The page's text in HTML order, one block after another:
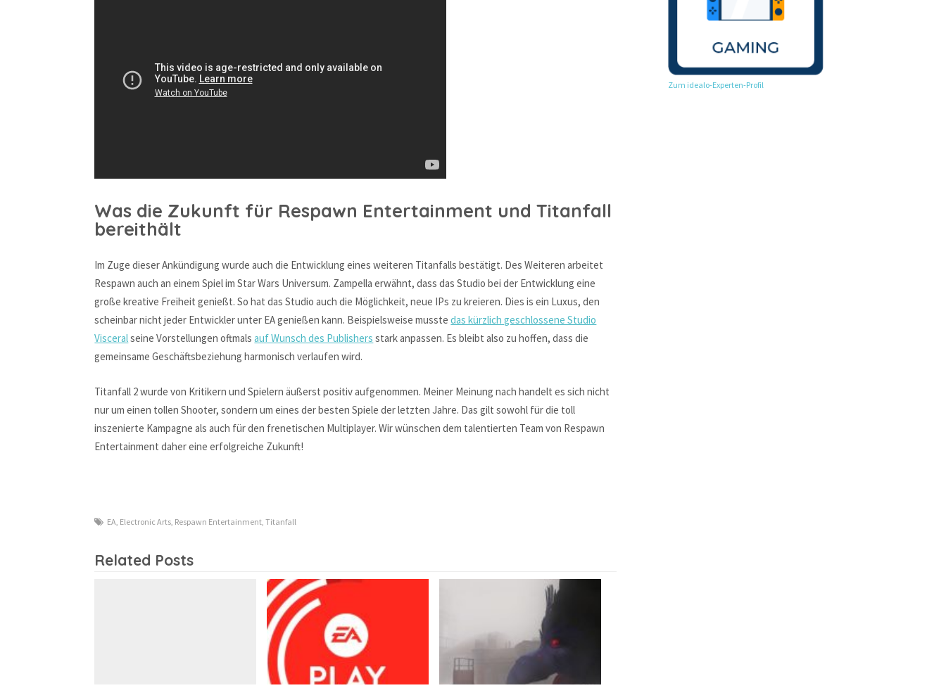
Was die Zukunft für Respawn Entertainment und Titanfall
bereithält
Im Zuge dieser Ankündigung wurde auch die Entwicklung eines weiteren Titanfalls bestätigt. Des Weiteren arbeitet
Respawn auch an einem Spiel im Star Wars Universum. Zampella erwähnt, dass das Studio bei der Entwicklung eine
große kreative Freiheit genießt. So hat das Studio auch die Möglichkeit, neue IPs zu kreieren. Dies is ein Luxus, den
scheinbar nicht jeder Entwickler unter EA genießen kann. Beispielsweise musstedas kürzlich geschlossene Studio
Visceralseine Vorstellungen oftmalsauf Wunsch des Publishers stark anpassen. Es bleibt also zu hoffen, dass die
gemeinsame Geschäftsbeziehung harmonisch verlaufen wird.
Titanfall 2 wurde von Kritikern und Spielern äußerst positiv aufgenommen. Meiner Meinung nach handelt es sich nicht
nur um einen tollen Shooter, sondern um eines der besten Spiele der letzten Jahre. Das gilt sowohl für die toll
inszenierte Kampagne als auch für den frenetischen Multiplayer. Wir wünschen dem talentierten Team von Respawn
Entertainment daher eine erfolgreiche Zukunft!
EA Electronic Arts Respawn Entertainment ,Titanfall
Related Posts
Zum idealo-Experten-Profil